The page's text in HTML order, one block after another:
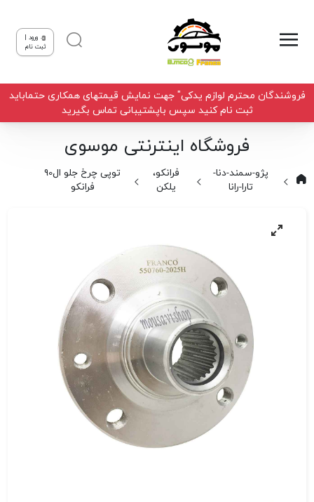
ورود |
ثبت نام
فروشندگان محترم لوازم یدکی" جهت نمایش قیمتهای همکاری حتماباید
ثبت نام کنید سپس باپشتیبانی تماس بگیرید
فروشگاه اینترنتی موسوی
پژو-سمند-دنا-
تارا-رانا
فرانکو،
یلکن
توپی چرخ جلو ال90
فرانکو